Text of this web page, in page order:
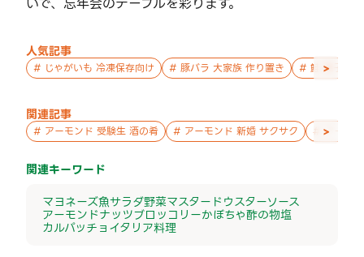
人気記事
# じゃがいも 冷凍保存向け # 豚バラ 大家族 作り置き # 鮭 親子 作
>
関連記事
# アーモンド 受験生 酒の肴 # アーモンド 新婚 サクサク #アーモ
>
関連キーワード
マヨネーズ魚サラダ野菜マスタードウスターソース
アーモンドナッツブロッコリーかぼちゃ酢の物塩
カルパッチョイタリア料理